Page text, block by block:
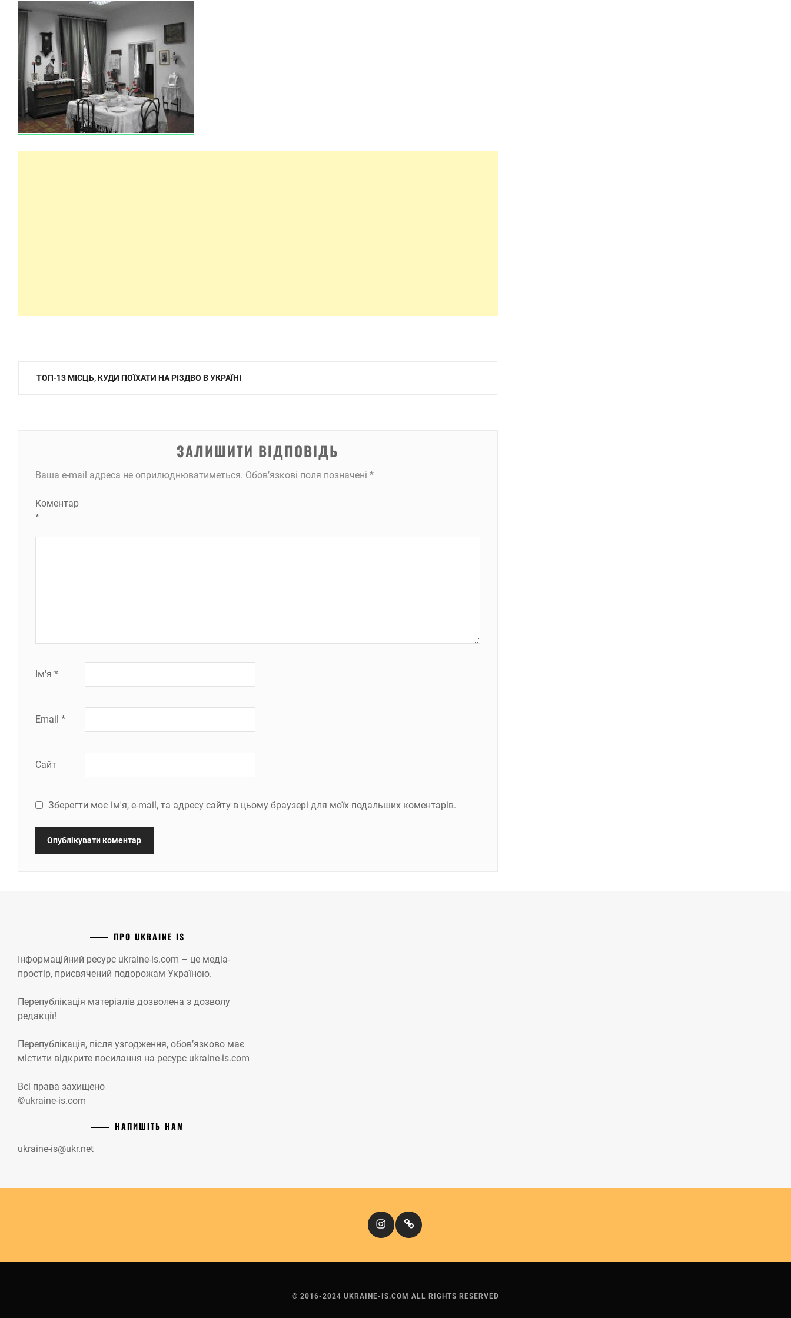
Навігація
ТОП-13 МІСЦЬ, КУДИ ПОЇХАТИ НА РІЗДВО В УКРАЇНІ
ЗАЛИШИТИ ВІДПОВІДЬ
Ваша e-mail адреса не оприлюднюватиметься. Обов’язкові поля позначені *
Коментар
*
Ім'я *
Email *
Сайт
Зберегти моє ім'я, e-mail, та адресу сайту в цьому браузері для моїх подальших коментарів.
ПРО UKRAINE IS
Інформаційний ресурс ukraine-is.com – це медіа-
простір, присвячений подорожам Україною.
Перепублікація матеріалів дозволена з дозволу
редакції!
Перепублікація, після узгодження, обов’язково має
містити відкрите посилання на ресурс ukraine-is.com
Всі права захищено
©ukraine-is.com
НАПИШІТЬ НАМ
ukraine-is@ukr.net
InstagramКіномандри
© 2016-2024 UKRAINE-IS.COM ALL RIGHTS RESERVED